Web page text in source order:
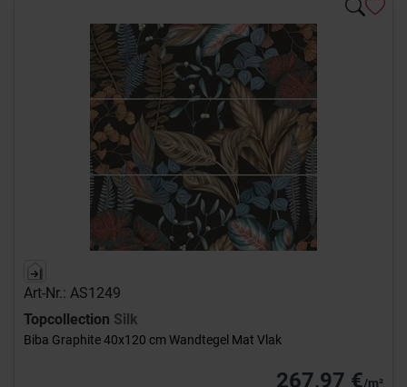
Art-Nr.: AS1249
Topcollection Silk
Biba Graphite 40x120 cm Wandtegel Mat Vlak
267,97 €/m²